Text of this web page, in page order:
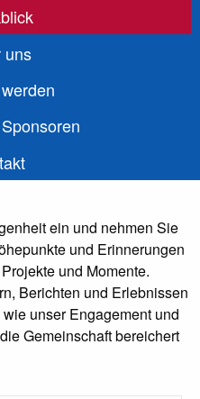
uns
ein und nehmen Sie
und Erinnerungen
und Momente.
Berichten und Erlebnissen
unser Engagement und
Gemeinschaft bereichert